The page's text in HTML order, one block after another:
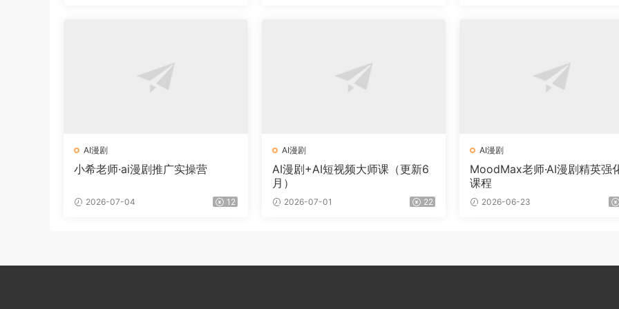
AI漫剧
小希老师·ai漫剧推广实操营
2026-07-04 12
AI漫剧
AI漫剧+AI短视频大师课（更新6
月）
2026-07-01 22
AI漫剧
MoodMax老师·AI漫剧精英强
课程
2026-06-23